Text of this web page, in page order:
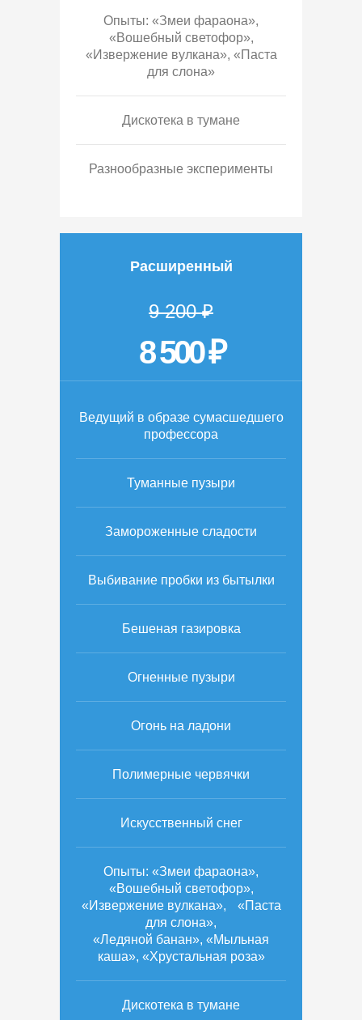
Опыты: «Змеи фараона»,
«Вошебный светофор»,
«Извержение вулкана», «Паста
для слона»
Дискотека в тумане
Разнообразные эксперименты
Расширенный
9 200 ₽
8 500 ₽
Ведущий в образе сумасшедшего
профессора
Туманные пузыри
Замороженные сладости
Выбивание пробки из бытылки
Бешеная газировка
Огненные пузыри
Огонь на ладони
Полимерные червячки
Искусственный снег
Опыты: «Змеи фараона»,
«Вошебный светофор»,
«Извержение вулкана», «Паста
для слона»,
«Ледяной банан», «Мыльная
каша», «Хрустальная роза»
Дискотека в тумане